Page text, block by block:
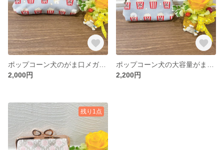
ポップコーン犬のがま口メガネケース
2,000円
2,200円
残り1点